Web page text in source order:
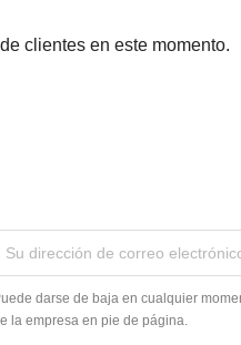
clientes en este momento.
darse de baja en cualquier
la empresa en pie de página.